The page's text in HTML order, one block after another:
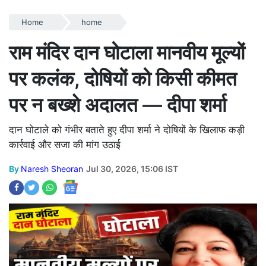
Home home
राम मंदिर दान घोटाला मानवीय मूल्यों
पर कलंक, दोषियों को किसी कीमत
पर न बख्शे अदालत — दीपा शर्मा
दान घोटाले को गंभीर बताते हुए दीपा शर्मा ने दोषियों के खिलाफ कड़ी
कार्रवाई और सजा की मांग उठाई
By Naresh Sheoran Jul 30, 2026, 15:06 IST